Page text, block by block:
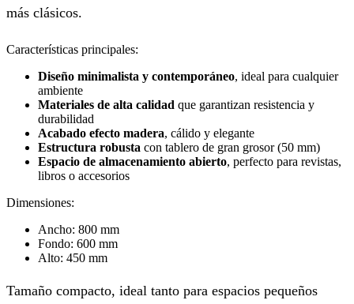
más clásicos.
Características principales:
Diseño minimalista y contemporáneo, ideal para cualquier
ambiente
Materiales de alta calidad que garantizan resistencia y
durabilidad
Acabado efecto madera, cálido y elegante
Estructura robusta con tablero de gran grosor (50 mm)
Espacio de almacenamiento abierto, perfecto para revistas,
libros o accesorios
Dimensiones:
Ancho: 800 mm
Fondo: 600 mm
Alto: 450 mm
Tamaño compacto, ideal tanto para espacios pequeños